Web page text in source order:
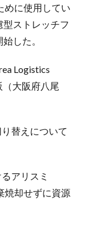
めに使用してい
ストレッチフ
した。
Logistics
大阪府八尾
替えについて
アリスミ
焼却せずに資源